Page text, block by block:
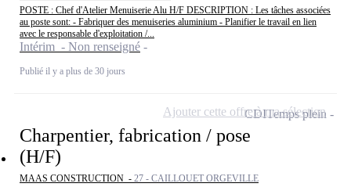
POSTE : Chef d'Atelier Menuiserie Alu H/F DESCRIPTION : Les tâches associées
au poste sont: - Fabriquer des menuiseries aluminium - Planifier le travail en lien
avec le responsable d'exploitation /...
Intérim - Non renseigné
Publié il y a plus de 30 jours
Charpentier, fabrication / pose
(H/F)
MAAS CONSTRUCTION - 27 - CAILLOUET ORGEVILLE
CDITemps plein
Ajouter cette offre à ma sélection